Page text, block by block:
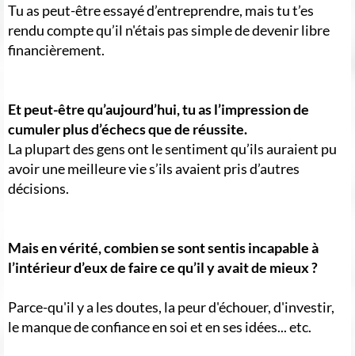
Tu as peut-être essayé d’entreprendre, mais tu t’es
rendu compte qu’il n'étais pas simple de devenir libre
financièrement.
Et peut-être qu’aujourd’hui, tu as l’impression de
cumuler plus d’échecs que de réussite.
La plupart des gens ont le sentiment qu’ils auraient pu
avoir une meilleure vie s’ils avaient pris d’autres
décisions.
Mais en vérité, combien se sont sentis incapable à
l’intérieur d’eux de faire ce qu’il y avait de mieux ?
Parce-qu'il y a les doutes, la peur d'échouer, d'investir,
le manque de confiance en soi et en ses idées... etc.